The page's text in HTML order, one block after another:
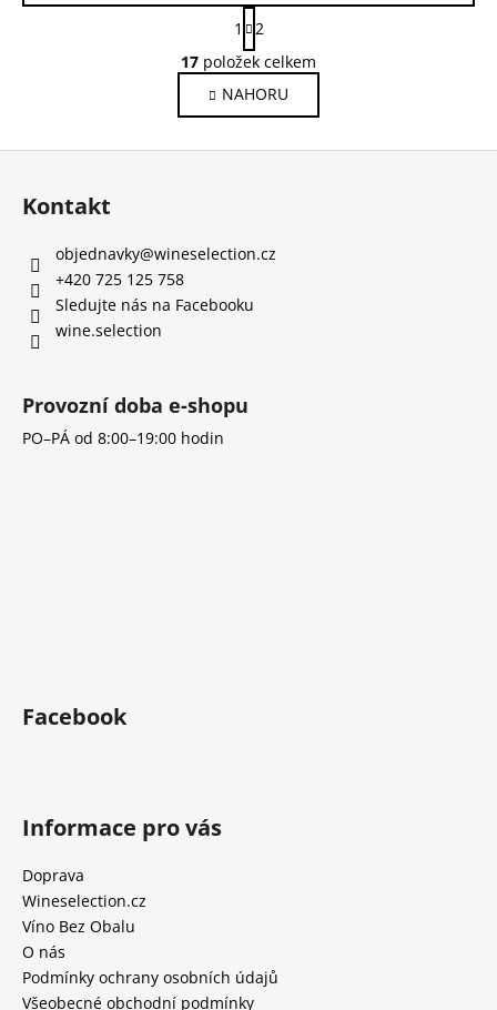
O
v
l
á
d
p
r
k
p
S
t
r
á
n
k
1
2
17 položek celkem
NAHORU
Z
Kontakt
objednavky@wineselection.cz
+420 725 125 758
Sledujte nás na Facebooku
wine.selection
Provozní doba e-shopu
PO–PÁ od 8:00–19:00 hodin
Facebook
Informace pro vás
Doprava
Wineselection.cz
Víno Bez Obalu
O nás
Podmínky ochrany osobních údajů
Všeobecné obchodní podmínky